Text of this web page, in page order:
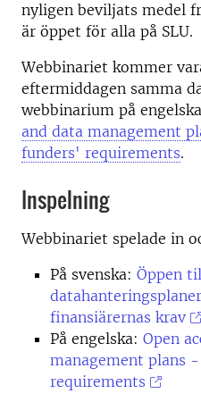
nyligen beviljats medel
är öppet för alla på SLU.
Webbinariet kommer
eftermiddagen samma
webbinarium på
and data management
funders' requirements.
Inspelning
Webbinariet spelade in
På svenska: Öppen
finansiärernas krav
På engelska: Open
management plans
requirements